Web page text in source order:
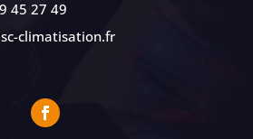
45 27 49
climatisation.fr